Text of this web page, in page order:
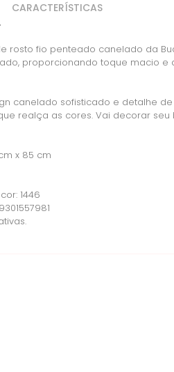
CARACTERÍSTICAS
rosto fio penteado canelado da
proporcionando toque macio
canelado sofisticado e detalhe
realça as cores. Vai decorar
x 85 cm
1446